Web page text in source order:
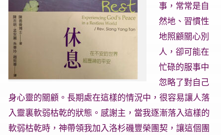
事，常常是自
然地、習慣性
地照顧關心別
人，卻可能在
忙碌的服事中
忽略了對自己
身心靈的關顧。長期處在這樣的情況中，很容易讓人落
入靈裏軟弱枯乾的狀態。感謝主，當我逐漸落入這樣的
軟弱枯乾時，神帶領我加入洛杉磯豐榮團契，讓這個團